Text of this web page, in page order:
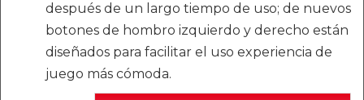
después de un largo tiempo de uso; de nuevos
botones de hombro izquierdo y derecho están
diseñados para facilitar el uso experiencia de
juego más cómoda.